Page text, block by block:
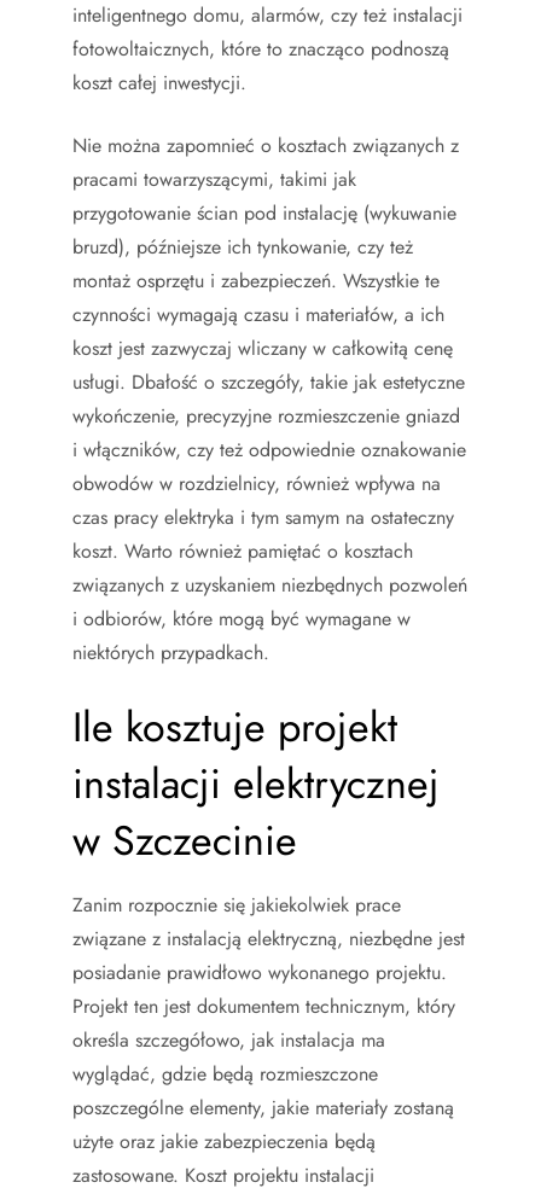
inteligentnego domu, alarmów, czy też instalacji
fotowoltaicznych, które to znacząco podnoszą
koszt całej inwestycji.
Nie można zapomnieć o kosztach związanych z
pracami towarzyszącymi, takimi jak
przygotowanie ścian pod instalację (wykuwanie
bruzd), późniejsze ich tynkowanie, czy też
montaż osprzętu i zabezpieczeń. Wszystkie te
czynności wymagają czasu i materiałów, a ich
koszt jest zazwyczaj wliczany w całkowitą cenę
usługi. Dbałość o szczegóły, takie jak estetyczne
wykończenie, precyzyjne rozmieszczenie gniazd
i włączników, czy też odpowiednie oznakowanie
obwodów w rozdzielnicy, również wpływa na
czas pracy elektryka i tym samym na ostateczny
koszt. Warto również pamiętać o kosztach
związanych z uzyskaniem niezbędnych pozwoleń
i odbiorów, które mogą być wymagane w
niektórych przypadkach.
Ile kosztuje projekt
instalacji elektrycznej
w Szczecinie
Zanim rozpocznie się jakiekolwiek prace
związane z instalacją elektryczną, niezbędne jest
posiadanie prawidłowo wykonanego projektu.
Projekt ten jest dokumentem technicznym, który
określa szczegółowo, jak instalacja ma
wyglądać, gdzie będą rozmieszczone
poszczególne elementy, jakie materiały zostaną
użyte oraz jakie zabezpieczenia będą
zastosowane. Koszt projektu instalacji